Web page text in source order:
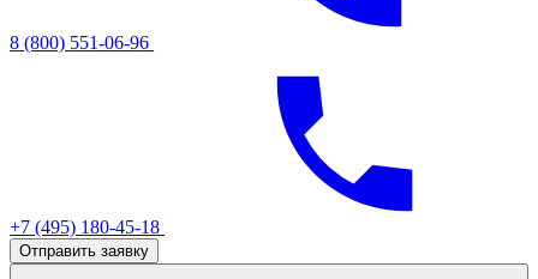
8 (800) 551-06-96
+7 (495) 180-45-18
Отправить заявку